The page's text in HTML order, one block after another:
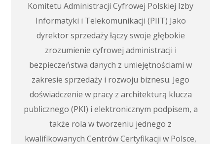
Komitetu Administracji Cyfrowej Polskiej Izby
Informatyki i Telekomunikacji (PIIT) Jako
dyrektor sprzedaży łączy swoje głębokie
zrozumienie cyfrowej administracji i
bezpieczeństwa danych z umiejętnościami w
zakresie sprzedaży i rozwoju biznesu. Jego
doświadczenie w pracy z architekturą klucza
publicznego (PKI) i elektronicznym podpisem, a
także rola w tworzeniu jednego z
kwalifikowanych Centrów Certyfikacji w Polsce,